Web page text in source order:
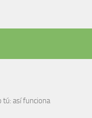
tú: así funciona